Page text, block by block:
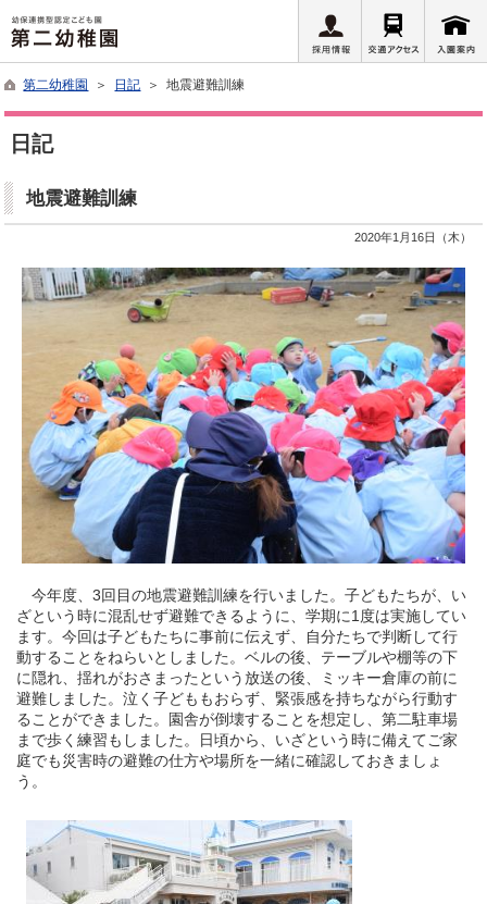
第二幼稚園 ＞ 日記 ＞ 地震避難訓練
日記
地震避難訓練
2020年1月16日（木）
今年度、3回目の地震避難訓練を行いました。子どもたちが、い
ざという時に混乱せず避難できるように、学期に1度は実施してい
ます。今回は子どもたちに事前に伝えず、自分たちで判断して行
動することをねらいとしました。ベルの後、テーブルや棚等の下
に隠れ、揺れがおさまったという放送の後、ミッキー倉庫の前に
避難しました。泣く子どももおらず、緊張感を持ちながら行動す
ることができました。園舎が倒壊することを想定し、第二駐車場
まで歩く練習もしました。日頃から、いざという時に備えてご家
庭でも災害時の避難の仕方や場所を一緒に確認しておきましょ
う。